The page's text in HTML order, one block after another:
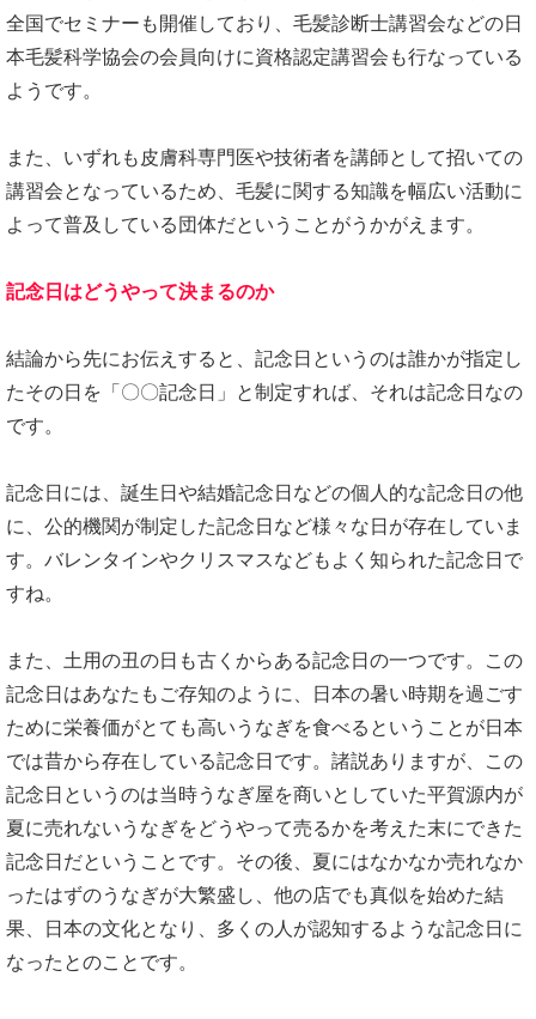
全国でセミナーも開催しており、毛髪診断士講習会などの日
本毛髪科学協会の会員向けに資格認定講習会も行なっている
ようです。
また、いずれも皮膚科専門医や技術者を講師として招いての
講習会となっているため、毛髪に関する知識を幅広い活動に
よって普及している団体だということがうかがえます。
記念日はどうやって決まるのか
結論から先にお伝えすると、記念日というのは誰かが指定し
たその日を「〇〇記念日」と制定すれば、それは記念日なの
です。
記念日には、誕生日や結婚記念日などの個人的な記念日の他
に、公的機関が制定した記念日など様々な日が存在していま
す。バレンタインやクリスマスなどもよく知られた記念日で
すね。
また、土用の丑の日も古くからある記念日の一つです。この
記念日はあなたもご存知のように、日本の暑い時期を過ごす
ために栄養価がとても高いうなぎを食べるということが日本
では昔から存在している記念日です。諸説ありますが、この
記念日というのは当時うなぎ屋を商いとしていた平賀源内が
夏に売れないうなぎをどうやって売るかを考えた末にできた
記念日だということです。その後、夏にはなかなか売れなか
ったはずのうなぎが大繁盛し、他の店でも真似を始めた結
果、日本の文化となり、多くの人が認知するような記念日に
なったとのことです。